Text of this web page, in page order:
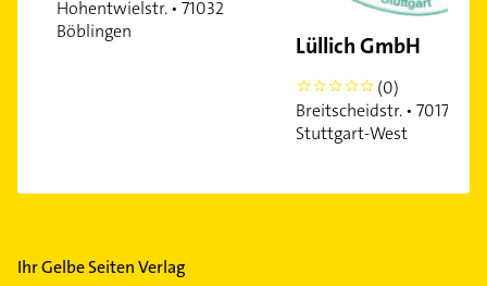
Hohentwielstr. • 71032
Böblingen
Lüllich GmbH
0
(0)
Breitscheidstr. • 70176
Stuttgart-West
Ihr Gelbe Seiten Verlag